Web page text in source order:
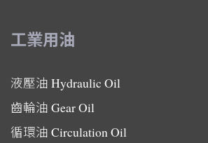
工業用油
液壓油 Hydraulic Oil
齒輪油 Gear Oil
循環油 Circulation Oil